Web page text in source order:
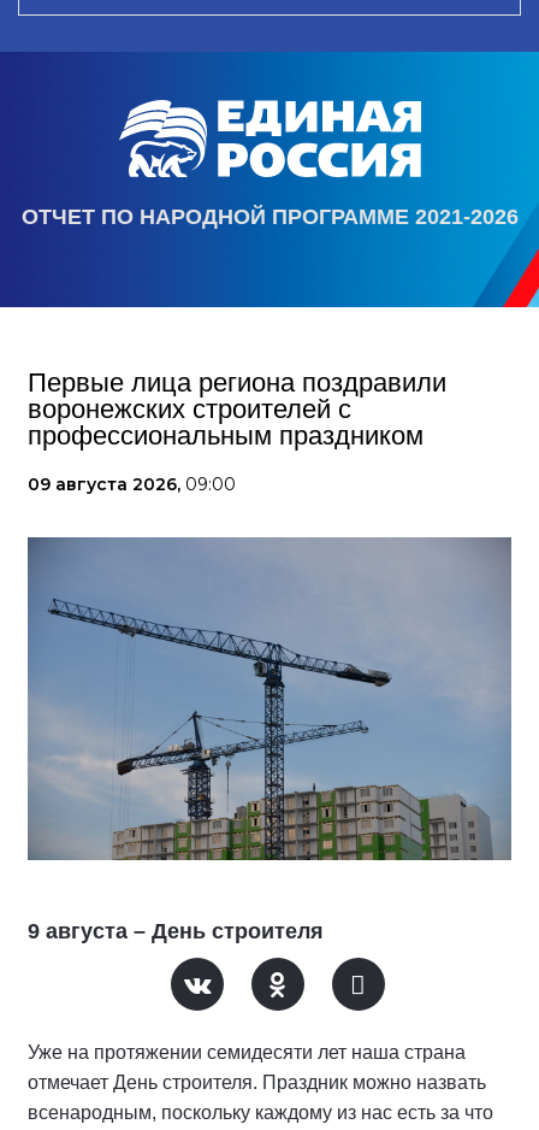
ОТЧЕТ ПО НАРОДНОЙ ПРОГРАММЕ 2021-2026
Первые лица региона поздравили
воронежских строителей с
профессиональным праздником
09 августа 2026, 09:00
9 августа – День строителя
Уже на протяжении семидесяти лет наша страна
отмечает День строителя. Праздник можно назвать
всенародным, поскольку каждому из нас есть за что